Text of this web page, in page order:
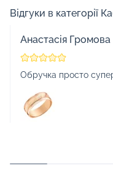
Відгуки в категорії
Анастасія Громова
Обручка просто